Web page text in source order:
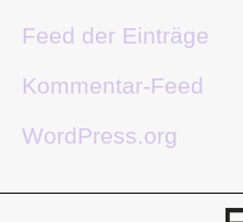
Feed der Einträge
Kommentar-Feed
WordPress.org